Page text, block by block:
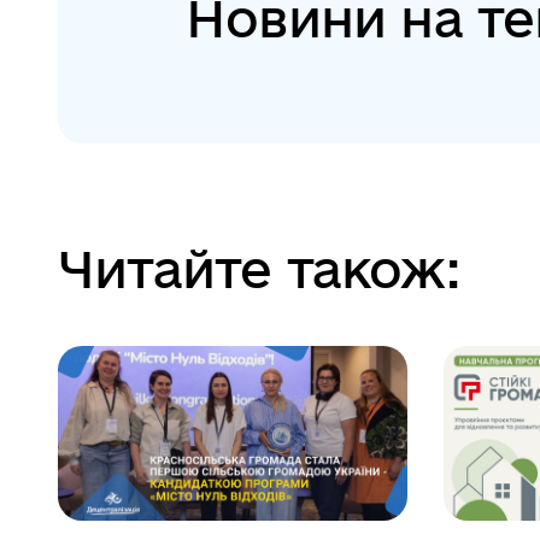
Новини на
Читайте також: